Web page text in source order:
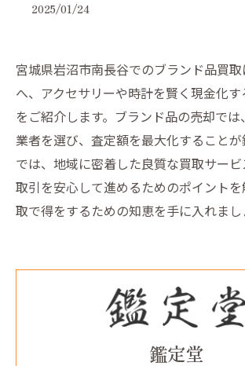
2025/01/24
宮城県岩沼市南長谷でのブランド品買
へ、アクセサリーや時計を賢く現金化
をご紹介します。ブランド品の売却で
業者を選び、査定額を最大化すること
では、地域に密着した良質な買取サービ
取引を安心して進めるためのポイントを
取で得をするための知恵を手に入れまし
鑑定堂